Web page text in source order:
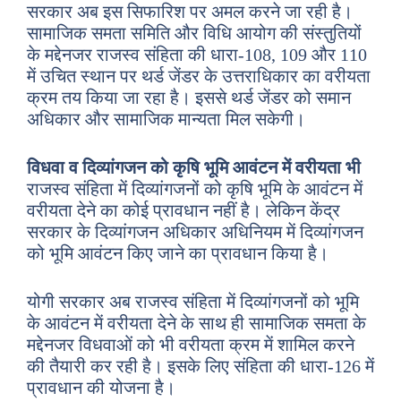
सरकार अब इस सिफारिश पर अमल करने जा रही है।
सामाजिक समता समिति और विधि आयोग की संस्तुतियों
के मद्देनजर राजस्व संहिता की धारा-108, 109 और 110
में उचित स्थान पर थर्ड जेंडर के उत्तराधिकार का वरीयता
क्रम तय किया जा रहा है। इससे थर्ड जेंडर को समान
अधिकार और सामाजिक मान्यता मिल सकेगी।
विधवा व दिव्यांगजन को कृषि भूमि आवंटन में वरीयता भी
राजस्व संहिता में दिव्यांगजनों को कृषि भूमि के आवंटन में
वरीयता देने का कोई प्रावधान नहीं है। लेकिन केंद्र
सरकार के दिव्यांगजन अधिकार अधिनियम में दिव्यांगजन
को भूमि आवंटन किए जाने का प्रावधान किया है।
योगी सरकार अब राजस्व संहिता में दिव्यांगजनों को भूमि
के आवंटन में वरीयता देने के साथ ही सामाजिक समता के
मद्देनजर विधवाओं को भी वरीयता क्रम में शामिल करने
की तैयारी कर रही है। इसके लिए संहिता की धारा-126 में
प्रावधान की योजना है।